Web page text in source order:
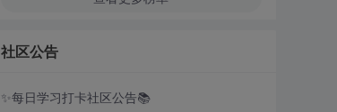
社区公告
✨每日学习打卡社区公告📚